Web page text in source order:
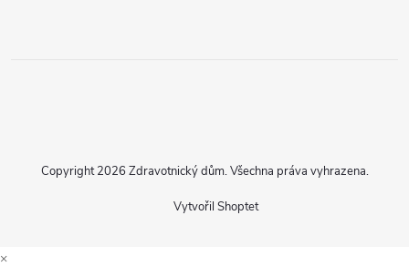
Vytvořil Shoptet
Copyright 2026 Zdravotnický dům. Všechna práva vyhrazena.
×